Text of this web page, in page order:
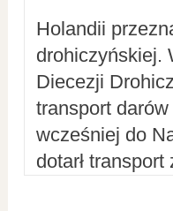
Holandii
drohiczyńskiej.
Diecezji
transport
wcześniej do
dotarł transport